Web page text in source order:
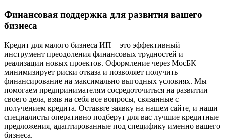
Финансовая поддержка для развития вашего
бизнеса
Кредит для малого бизнеса ИП – это эффективный
инструмент преодоления финансовых трудностей и
реализации новых проектов. Оформление через МосБК
минимизирует риски отказа и позволяет получить
финансирование на максимально выгодных условиях. Мы
помогаем предпринимателям сосредоточиться на развитии
своего дела, взяв на себя все вопросы, связанные с
получением кредита. Оставьте заявку на нашем сайте, и наши
специалисты оперативно подберут для вас лучшие кредитные
предложения, адаптированные под специфику именно вашего
бизнеса.